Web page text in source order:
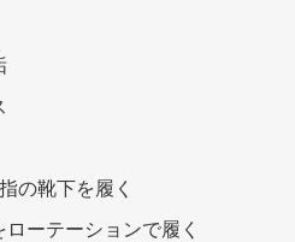
の靴下を履く
ーテーションで履く